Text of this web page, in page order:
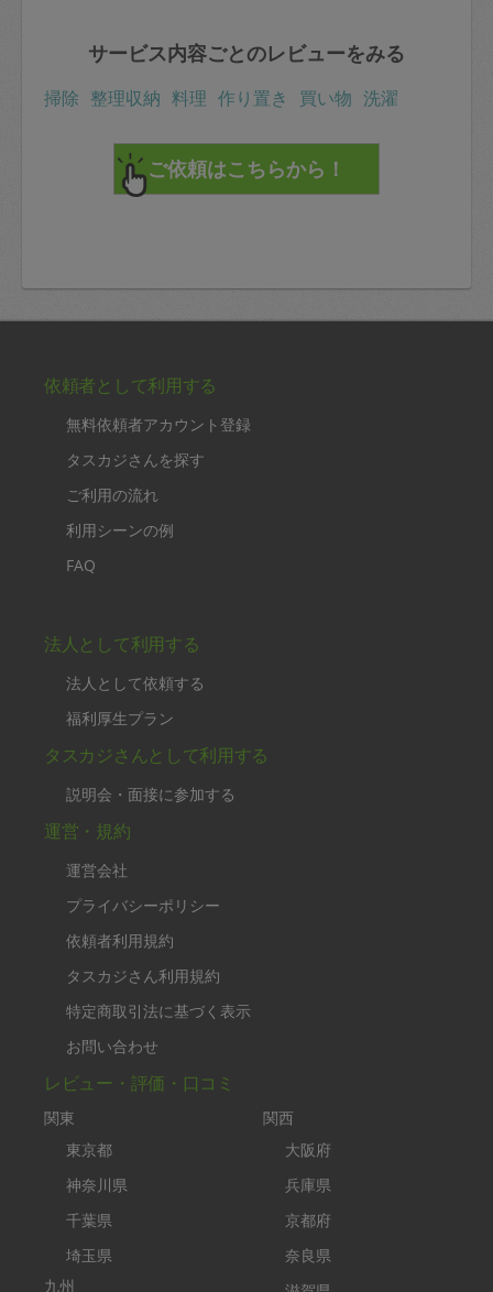
サービス内容ごとのレビューをみる
掃除 整理収納 料理 作り置き 買い物 洗濯
依頼者として利用する
無料依頼者アカウント登録
タスカジさんを探す
ご利用の流れ
利用シーンの例
FAQ
法人として利用する
法人として依頼する
福利厚生プラン
タスカジさんとして利用する
説明会・面接に参加する
運営・規約
運営会社
プライバシーポリシー
依頼者利用規約
タスカジさん利用規約
特定商取引法に基づく表示
お問い合わせ
レビュー・評価・口コミ
関東
東京都
神奈川県
千葉県
埼玉県
九州
関西
大阪府
兵庫県
京都府
奈良県